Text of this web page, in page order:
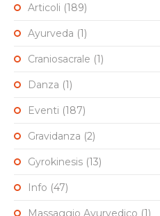
Articoli (189)
Ayurveda (1)
Craniosacrale (1)
Danza (1)
Eventi (187)
Gravidanza (2)
Gyrokinesis (13)
Info (47)
Massaggio Ayurvedico (1)